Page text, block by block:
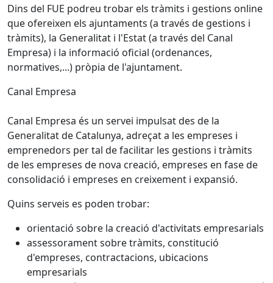
Dins del FUE podreu trobar els tràmits i gestions online
que ofereixen els ajuntaments (a través de gestions i
tràmits), la Generalitat i l'Estat (a través del Canal
Empresa) i la informació oficial (ordenances,
normatives,...) pròpia de l'ajuntament.
Canal Empresa
Canal Empresa és un servei impulsat des de la
Generalitat de Catalunya, adreçat a les empreses i
emprenedors per tal de facilitar les gestions i tràmits
de les empreses de nova creació, empreses en fase de
consolidació i empreses en creixement i expansió.
Quins serveis es poden trobar:
orientació sobre la creació d'activitats empresarials
assessorament sobre tràmits, constitució
d'empreses, contractacions, ubicacions
empresarials